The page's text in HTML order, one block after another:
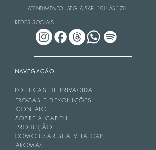
ATENDIMENTO: SEG. À SAB. 10H ÀS 17H
REDES SOCIAIS:
NAVEGAÇÃO
POLÍTICAS DE PRIVACIDADE
TROCAS E DEVOLUÇÕES
CONTATO
SOBRE A CAPITU
PRODUÇÃO
COMO USAR SUA VELA CAPITU
AROMAS